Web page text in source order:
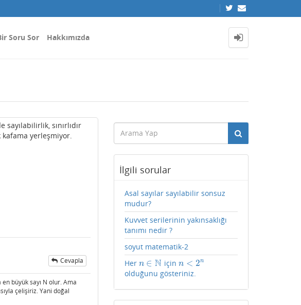
Soru Sor Hakkımızda
sınırlıdır
kafama yerleşmiyor.
Cevapla
büyük sayı N olur. Ama
çelişiriz. Yani doğal
İlgili sorular
Asal sayılar sayılabilir sonsuz
mudur?
Kuvvet serilerinin yakınsaklığı
tanımı nedir ?
soyut matematik-2
Her n ∈ N
n∈N için n < 2n
n<2n
olduğunu gösteriniz.